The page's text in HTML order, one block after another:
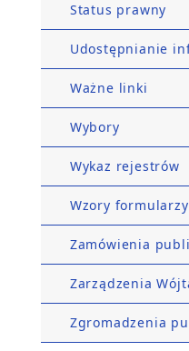
Status prawny
Udostępnianie
Ważne linki
Wybory
Wykaz rejestrów
Wzory formularzy
Zamówienia
Zarządzenia
Zgromadzenia